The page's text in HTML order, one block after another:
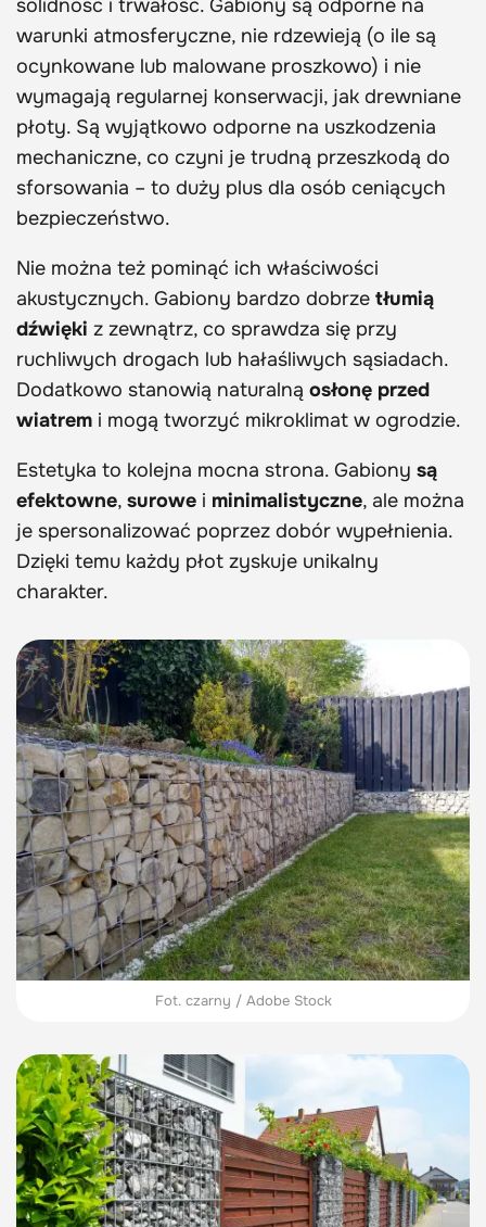
solidność i trwałość. Gabiony są odporne na
warunki atmosferyczne, nie rdzewieją (o ile są
ocynkowane lub malowane proszkowo) i nie
wymagają regularnej konserwacji, jak drewniane
płoty. Są wyjątkowo odporne na uszkodzenia
mechaniczne, co czyni je trudną przeszkodą do
sforsowania – to duży plus dla osób ceniących
bezpieczeństwo.
Nie można też pominąć ich właściwości
akustycznych. Gabiony bardzo dobrze tłumią
dźwięki z zewnątrz, co sprawdza się przy
ruchliwych drogach lub hałaśliwych sąsiadach.
Dodatkowo stanowią naturalną osłonę przed
wiatrem i mogą tworzyć mikroklimat w ogrodzie.
Estetyka to kolejna mocna strona. Gabiony są
efektowne, surowe i minimalistyczne, ale można
je spersonalizować poprzez dobór wypełnienia.
Dzięki temu każdy płot zyskuje unikalny
charakter.
Fot. czarny / Adobe Stock